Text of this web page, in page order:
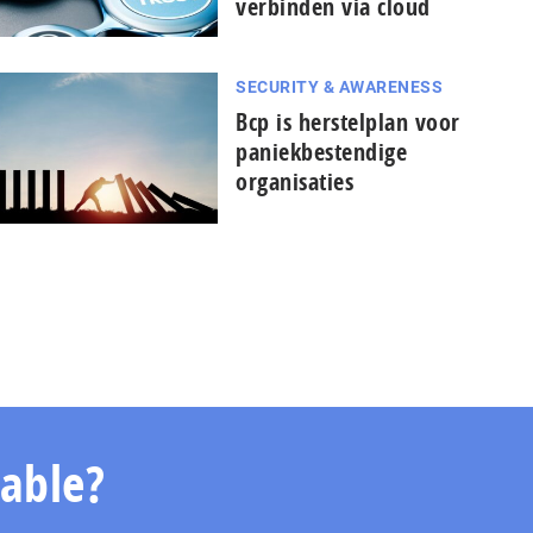
SECURITY & AWARENESS
Bcp is herstelplan voor
paniekbestendige
organisaties